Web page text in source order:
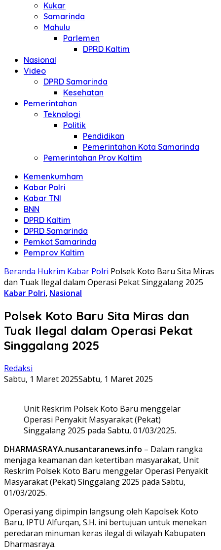
Kukar
Samarinda
Mahulu
Parlemen
DPRD Kaltim
Nasional
Video
DPRD Samarinda
Kesehatan
Pemerintahan
Teknologi
Politik
Pendidikan
Pemerintahan Kota Samarinda
Pemerintahan Prov Kaltim
Kemenkumham
Kabar Polri
Kabar TNI
BNN
DPRD Kaltim
DPRD Samarinda
Pemkot Samarinda
Pemprov Kaltim
Beranda Hukrim Kabar Polri Polsek Koto Baru Sita Miras
dan Tuak Ilegal dalam Operasi Pekat Singgalang 2025
Kabar Polri, Nasional
Polsek Koto Baru Sita Miras dan
Tuak Ilegal dalam Operasi Pekat
Singgalang 2025
Redaksi
Sabtu, 1 Maret 2025Sabtu, 1 Maret 2025
Unit Reskrim Polsek Koto Baru menggelar
Operasi Penyakit Masyarakat (Pekat)
Singgalang 2025 pada Sabtu, 01/03/2025.
DHARMASRAYA.nusantaranews.info – Dalam rangka
menjaga keamanan dan ketertiban masyarakat, Unit
Reskrim Polsek Koto Baru menggelar Operasi Penyakit
Masyarakat (Pekat) Singgalang 2025 pada Sabtu,
01/03/2025.
Operasi yang dipimpin langsung oleh Kapolsek Koto
Baru, IPTU Alfurqan, S.H. ini bertujuan untuk menekan
peredaran minuman keras ilegal di wilayah Kabupaten
Dharmasraya.